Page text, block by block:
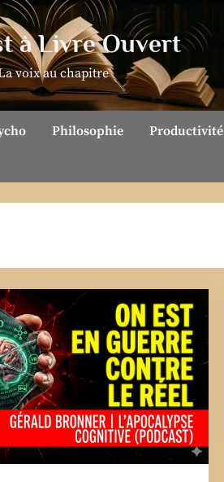
à Livre Ouvert
voix au chapitre
Philosophie Productivité